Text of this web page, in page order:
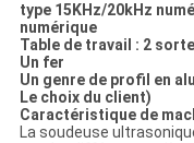
type 15KHz/20kHz
numérique
Table de travail : 2
Un fer
Un genre de profil en
Le choix du client)
Caractéristique de
La soudeuse